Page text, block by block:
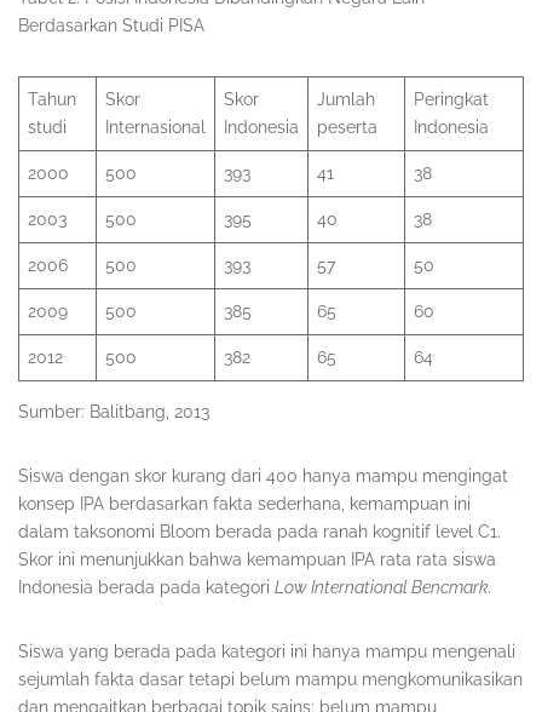
Berdasarkan Studi PISA
Tahun
studi
Skor
Internasional
Skor
Indonesia
Jumlah
peserta
Peringkat
Indonesia
2000 500 393 41 38
2003 500 395 40 38
2006 500 393 57 50
2009 500 385 65 60
2012 500 382 65 64
Sumber: Balitbang, 2013
Siswa dengan skor kurang dari 400 hanya mampu mengingat
konsep IPA berdasarkan fakta sederhana, kemampuan ini
dalam taksonomi Bloom berada pada ranah kognitif level C1.
Skor ini menunjukkan bahwa kemampuan IPA rata rata siswa
Indonesia berada pada kategori Low International Bencmark.
Siswa yang berada pada kategori ini hanya mampu mengenali
sejumlah fakta dasar tetapi belum mampu mengkomunikasikan
dan mengaitkan berbagai topik sains; belum mampu